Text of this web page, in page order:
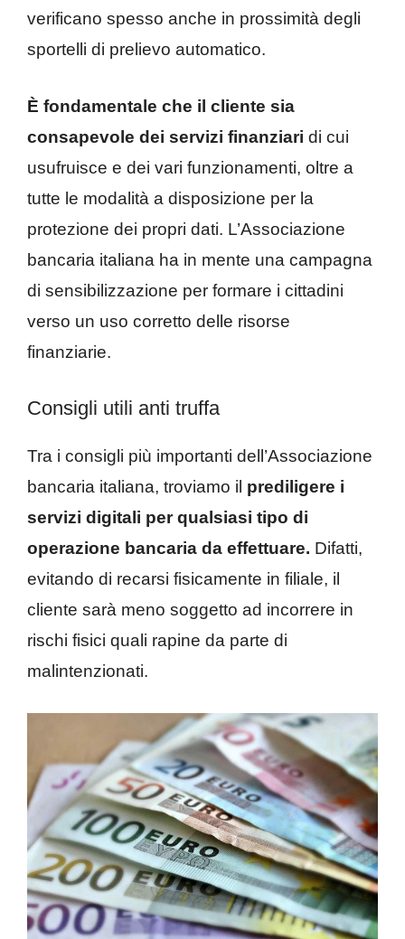
verificano spesso anche in prossimità degli
sportelli di prelievo automatico.
È fondamentale che il cliente sia
consapevole dei servizi finanziari di cui
usufruisce e dei vari funzionamenti, oltre a
tutte le modalità a disposizione per la
protezione dei propri dati. L’Associazione
bancaria italiana ha in mente una campagna
di sensibilizzazione per formare i cittadini
verso un uso corretto delle risorse
finanziarie.
Consigli utili anti truffa
Tra i consigli più importanti dell’Associazione
bancaria italiana, troviamo il prediligere i
servizi digitali per qualsiasi tipo di
operazione bancaria da effettuare. Difatti,
evitando di recarsi fisicamente in filiale, il
cliente sarà meno soggetto ad incorrere in
rischi fisici quali rapine da parte di
malintenzionati.